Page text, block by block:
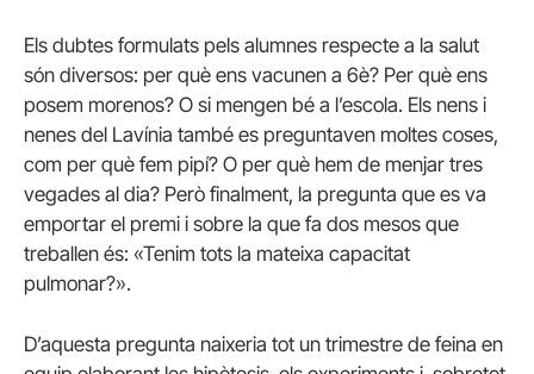
Els dubtes formulats pels alumnes respecte a la salut
són diversos: per què ens vacunen a 6è? Per què ens
posem morenos? O si mengen bé a l’escola. Els nens i
nenes del Lavínia també es preguntaven moltes coses,
com per què fem pipí? O per què hem de menjar tres
vegades al dia? Però finalment, la pregunta que es va
emportar el premi i sobre la que fa dos mesos que
treballen és: «Tenim tots la mateixa capacitat
pulmonar?».
D’aquesta pregunta naixeria tot un trimestre de feina en